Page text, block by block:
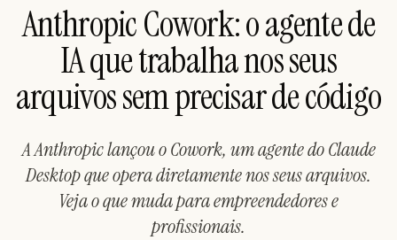
Anthropic Cowork: o agente de
IA que trabalha nos seus
arquivos sem precisar de código
A Anthropic lançou o Cowork, um agente do Claude
Desktop que opera diretamente nos seus arquivos.
Veja o que muda para empreendedores e
profissionais.